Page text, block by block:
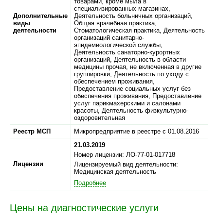
Дополнительные
виды
деятельности
специализированных магазинах,
Деятельность больничных организаций,
Общая врачебная практика,
Стоматологическая практика, Деятельность
организаций санитарно-
эпидемиологической службы,
Деятельность санаторно-курортных
организаций, Деятельность в области
медицины прочая, не включенная в другие
группировки, Деятельность по уходу с
обеспечением проживания,
Предоставление социальных услуг без
обеспечения проживания, Предоставление
услуг парикмахерскими и салонами
красоты, Деятельность физкультурно-
оздоровительная
Реестр МСП
Микропредприятие в реестре с 01.08.2016
Лицензии
21.03.2019
Номер лицензии: ЛО-77-01-017718
Лицензируемый вид деятельности:
Медицинская деятельность
Подробнее
Цены на диагностические услуги